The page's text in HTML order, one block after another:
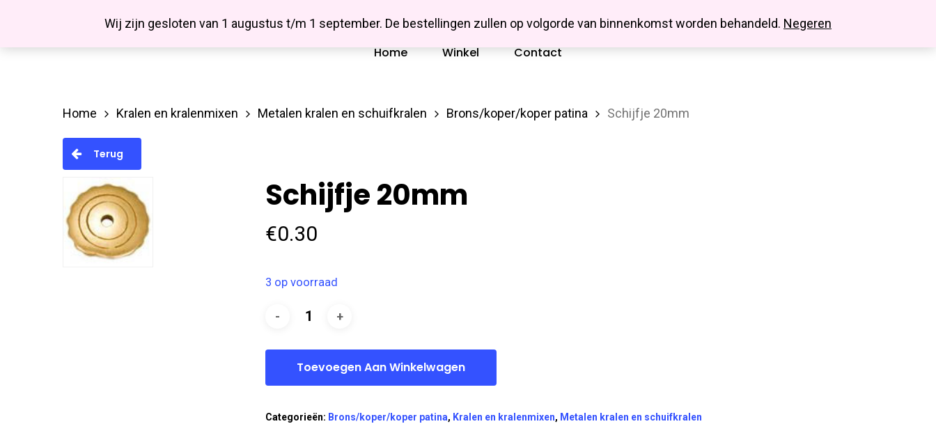
Wij zijn gesloten van 1 augustus t/m 1 september. De bestellingen zullen op volgorde van binnenkomst worden behandeld. Negeren
Hit enter to search or ESC to close
Missbluesieraden
Facebook
Home Winkel Contact
Home Kralen en kralenmixen Metalen kralen en schuifkralen Brons/koper/koper patina Schijfje 20mm
Terug
Schijfje 20mm
€0.30
3 op voorraad
Toevoegen Aan Winkelwagen
Categorieën: Brons/koper/koper patina, Kralen en kralenmixen, Metalen kralen en schuifkralen